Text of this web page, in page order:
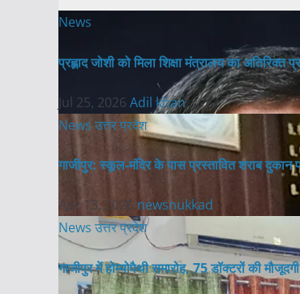
News
प्रह्लाद जोशी को मिला शिक्षा मंत्रालय का
Jul 25, 2026 Adil khan
Newsउत्तर प्रदेश
गाजीपुर: स्कूल-मंदिर के पास प्रस्तावित शराब दुकान
Apr 13, 2026 newsnukkad
News उत्तर प्रदेश
गाजीपुर में होम्योपैथी समारोह, 75 डॉक्टरों की